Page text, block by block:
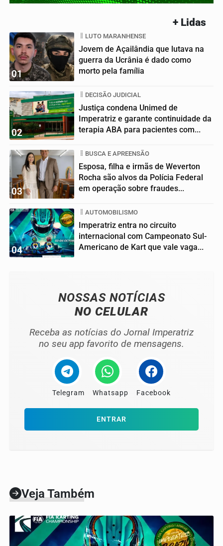
+ Lidas
01
LUTO MARANHENSE
Jovem de Açailândia que lutava na
guerra da Ucrânia é dado como
morto pela família
02
DECISÃO JUDICIAL
Justiça condena Unimed de
Imperatriz e garante continuidade da
terapia ABA para pacientes com...
03
BUSCA E APREENSÃO
Esposa, filha e irmãs de Weverton
Rocha são alvos da Polícia Federal
em operação sobre fraudes...
04
AUTOMOBILISMO
Imperatriz entra no circuito
internacional com Campeonato Sul-
Americano de Kart que vale vaga...
NOSSAS NOTÍCIAS
NO CELULAR
Receba as notícias do Jornal Imperatriz
no seu app favorito de mensagens.
Telegram Whatsapp Facebook
ENTRAR
Veja Também